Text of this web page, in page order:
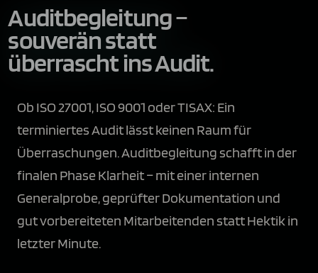
Auditbegleitung –
souverän statt
überrascht ins Audit.
Ob ISO 27001, ISO 9001 oder TISAX: Ein
terminiertes Audit lässt keinen Raum für
Überraschungen. Auditbegleitung schafft in der
finalen Phase Klarheit – mit einer internen
Generalprobe, geprüfter Dokumentation und
gut vorbereiteten Mitarbeitenden statt Hektik in
letzter Minute.